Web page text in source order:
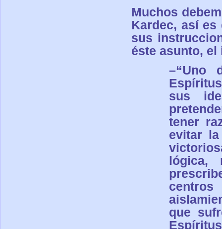
Muchos
Kardec, así es
sus
éste asunto,
–“Uno
sus
tener
evitar
lógica,
que